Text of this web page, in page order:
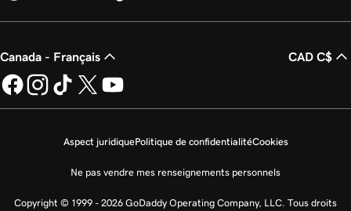
Canada - Français CAD C$
Aspect juridiquePolitique de confidentialitéCookies
Ne pas vendre mes renseignements personnels
Copyright © 1999 - 2026 GoDaddy Operating Company, LLC. Tous droits